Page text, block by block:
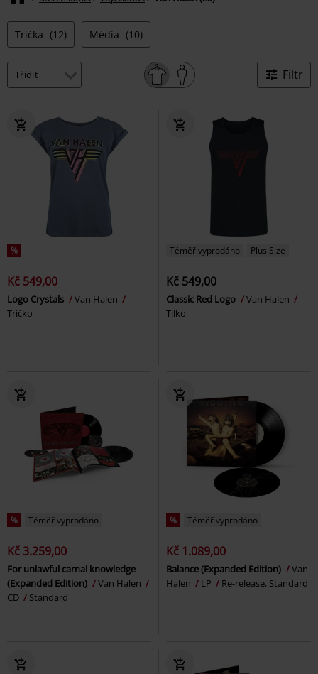
Trička (12) Média (10)
Filtr
%
Kč 549,00
Logo Crystals
Van Halen
Tričko
Téměř vyprodáno Plus Size
Kč 549,00
Classic Red Logo
Van Halen
Tílko
% Téměř vyprodáno
Kč 3.259,00
For unlawful carnal knowledge
(Expanded Edition)
Van Halen
CD
Standard
% Téměř vyprodáno
Kč 1.089,00
Balance (Expanded Edition)
Van
Halen
LP Re-release, Standard